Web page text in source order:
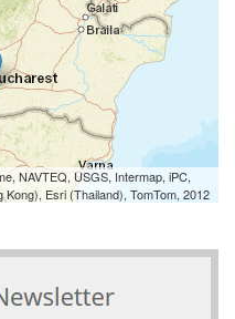
NAVTEQ, USGS, Intermap, iPC,
Esri (Thailand), TomTom, 2012